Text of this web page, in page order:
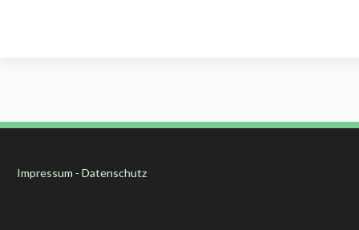
Impressum - Datenschutz